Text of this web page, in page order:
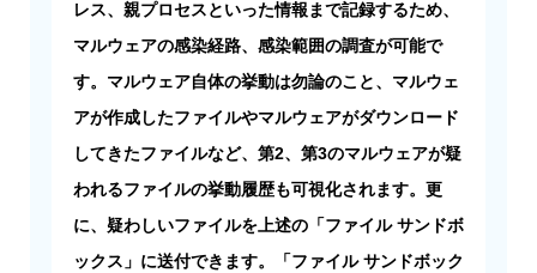
レス、親プロセスといった情報まで記録するため、
マルウェアの感染経路、感染範囲の調査が可能で
す。マルウェア自体の挙動は勿論のこと、マルウェ
アが作成したファイルやマルウェアがダウンロード
してきたファイルなど、第2、第3のマルウェアが疑
われるファイルの挙動履歴も可視化されます。更
に、疑わしいファイルを上述の「ファイル サンドボ
ックス」に送付できます。「ファイル サンドボック